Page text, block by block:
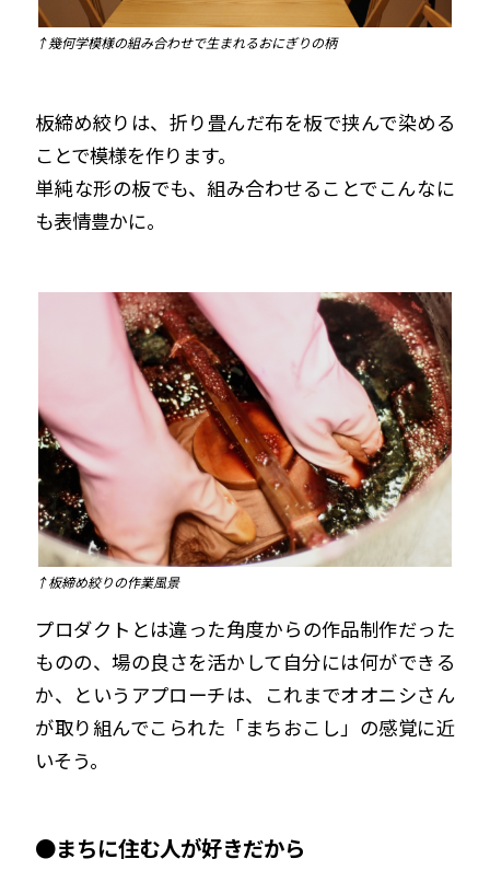
↑幾何学模様の組み合わせで生まれるおにぎりの柄
板締め絞りは、折り畳んだ布を板で挟んで染める
ことで模様を作ります。
単純な形の板でも、組み合わせることでこんなに
も表情豊かに。
↑板締め絞りの作業風景
プロダクトとは違った角度からの作品制作だった
ものの、場の良さを活かして自分には何ができる
か、というアプローチは、これまでオオニシさん
が取り組んでこられた「まちおこし」の感覚に近
いそう。
●まちに住む人が好きだから